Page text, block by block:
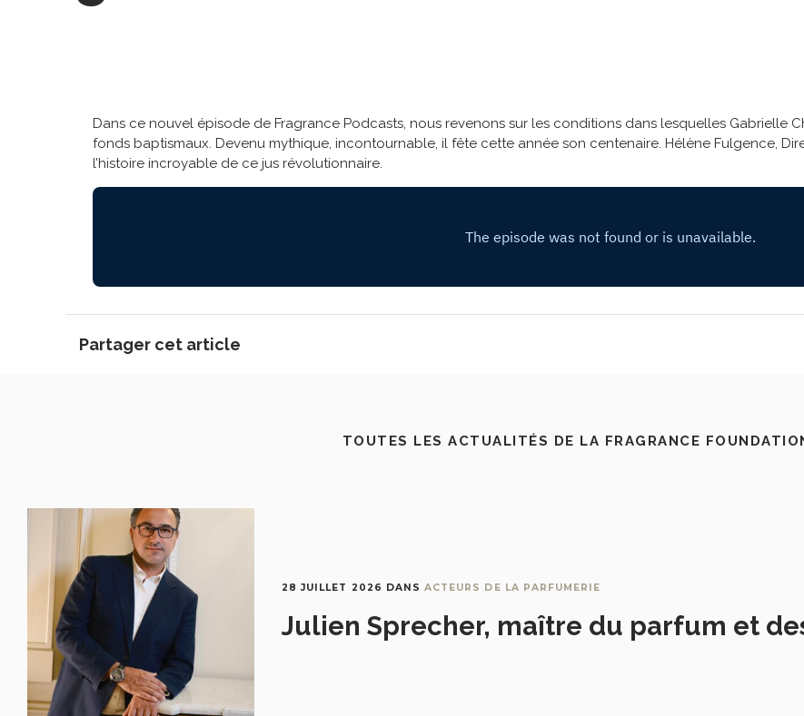
Dans ce nouvel épisode de Fragrance Podcasts, nous revenons sur les conditions dans lesquelles Gabrielle
fonds baptismaux. Devenu mythique, incontournable, il fête cette année son centenaire. Hélène Fulgence,
l’histoire incroyable de ce jus révolutionnaire.
Partager cet article
TOUTES LES ACTUALITÉS DE LA FRAGRANCE
28 JUILLET 2026 DANSACTEURS DE LA PARFUMERIE
Julien Sprecher, maître du parfum et